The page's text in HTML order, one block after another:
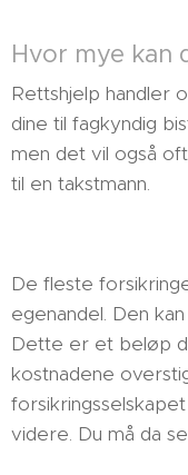
Hvor mye kan
Rettshjelp handler
dine til fagkyndig
men det vil også
til en takstmann.
De fleste
egenandel. Den
Dette er et beløp
kostnadene
videre. Du må da